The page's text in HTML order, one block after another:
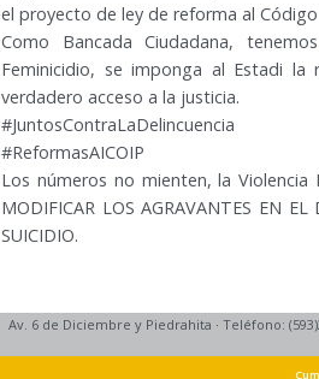
el proyecto de ley de reforma al
Como Bancada Ciudadana,
Feminicidio, se imponga al Estadi
verdadero acceso a la justicia.
#JuntosContraLaDelincuencia
#ReformasAICOIP
Los números no mienten, la
MODIFICAR LOS AGRAVANTES EN
SUICIDIO.
Av. 6 de Diciembre y Piedrahita · Teléfono: